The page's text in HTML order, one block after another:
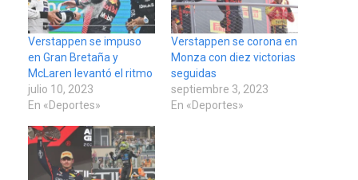
Verstappen se impuso
en Gran Bretaña y
McLaren levantó el ritmo
julio 10, 2023
En «Deportes»
Verstappen se corona en
Monza con diez victorias
seguidas
septiembre 3, 2023
En «Deportes»